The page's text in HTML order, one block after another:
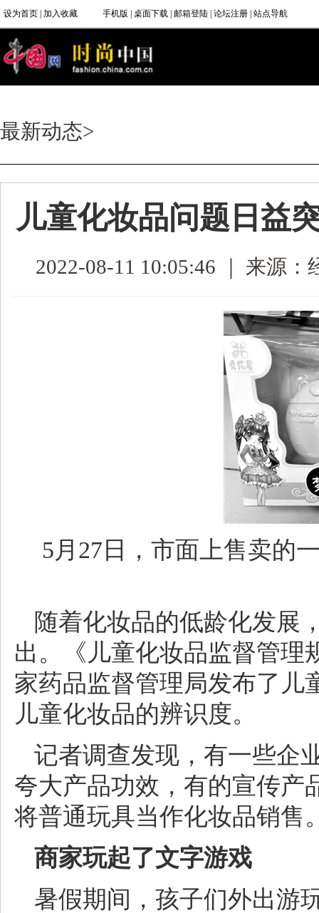
最新动态>
儿童化妆品问题日益
2022-08-11 10:05:46 ｜ 来源
5月27日，市面上售卖的
随着化妆品的低龄化发展
出。《儿童化妆品监督管理
家药品监督管理局发布了
儿童化妆品的辨识度。
记者调查发现，有一些企
夸大产品功效，有的宣传产
将普通玩具当作化妆品销售
商家玩起了文字游戏
暑假期间，孩子们外出游